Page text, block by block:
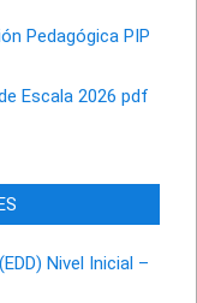
Pedagógica PIP
Escala 2026 pdf
Nivel Inicial –